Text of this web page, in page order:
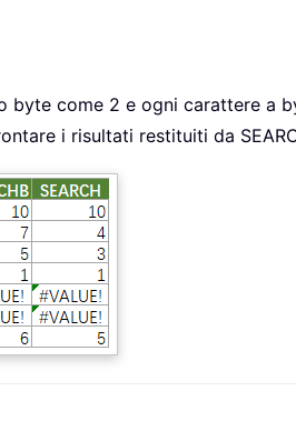
byte come 2 e ogni carattere a
i risultati restituiti da